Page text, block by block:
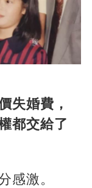
失婚費，
都交給了
感激。